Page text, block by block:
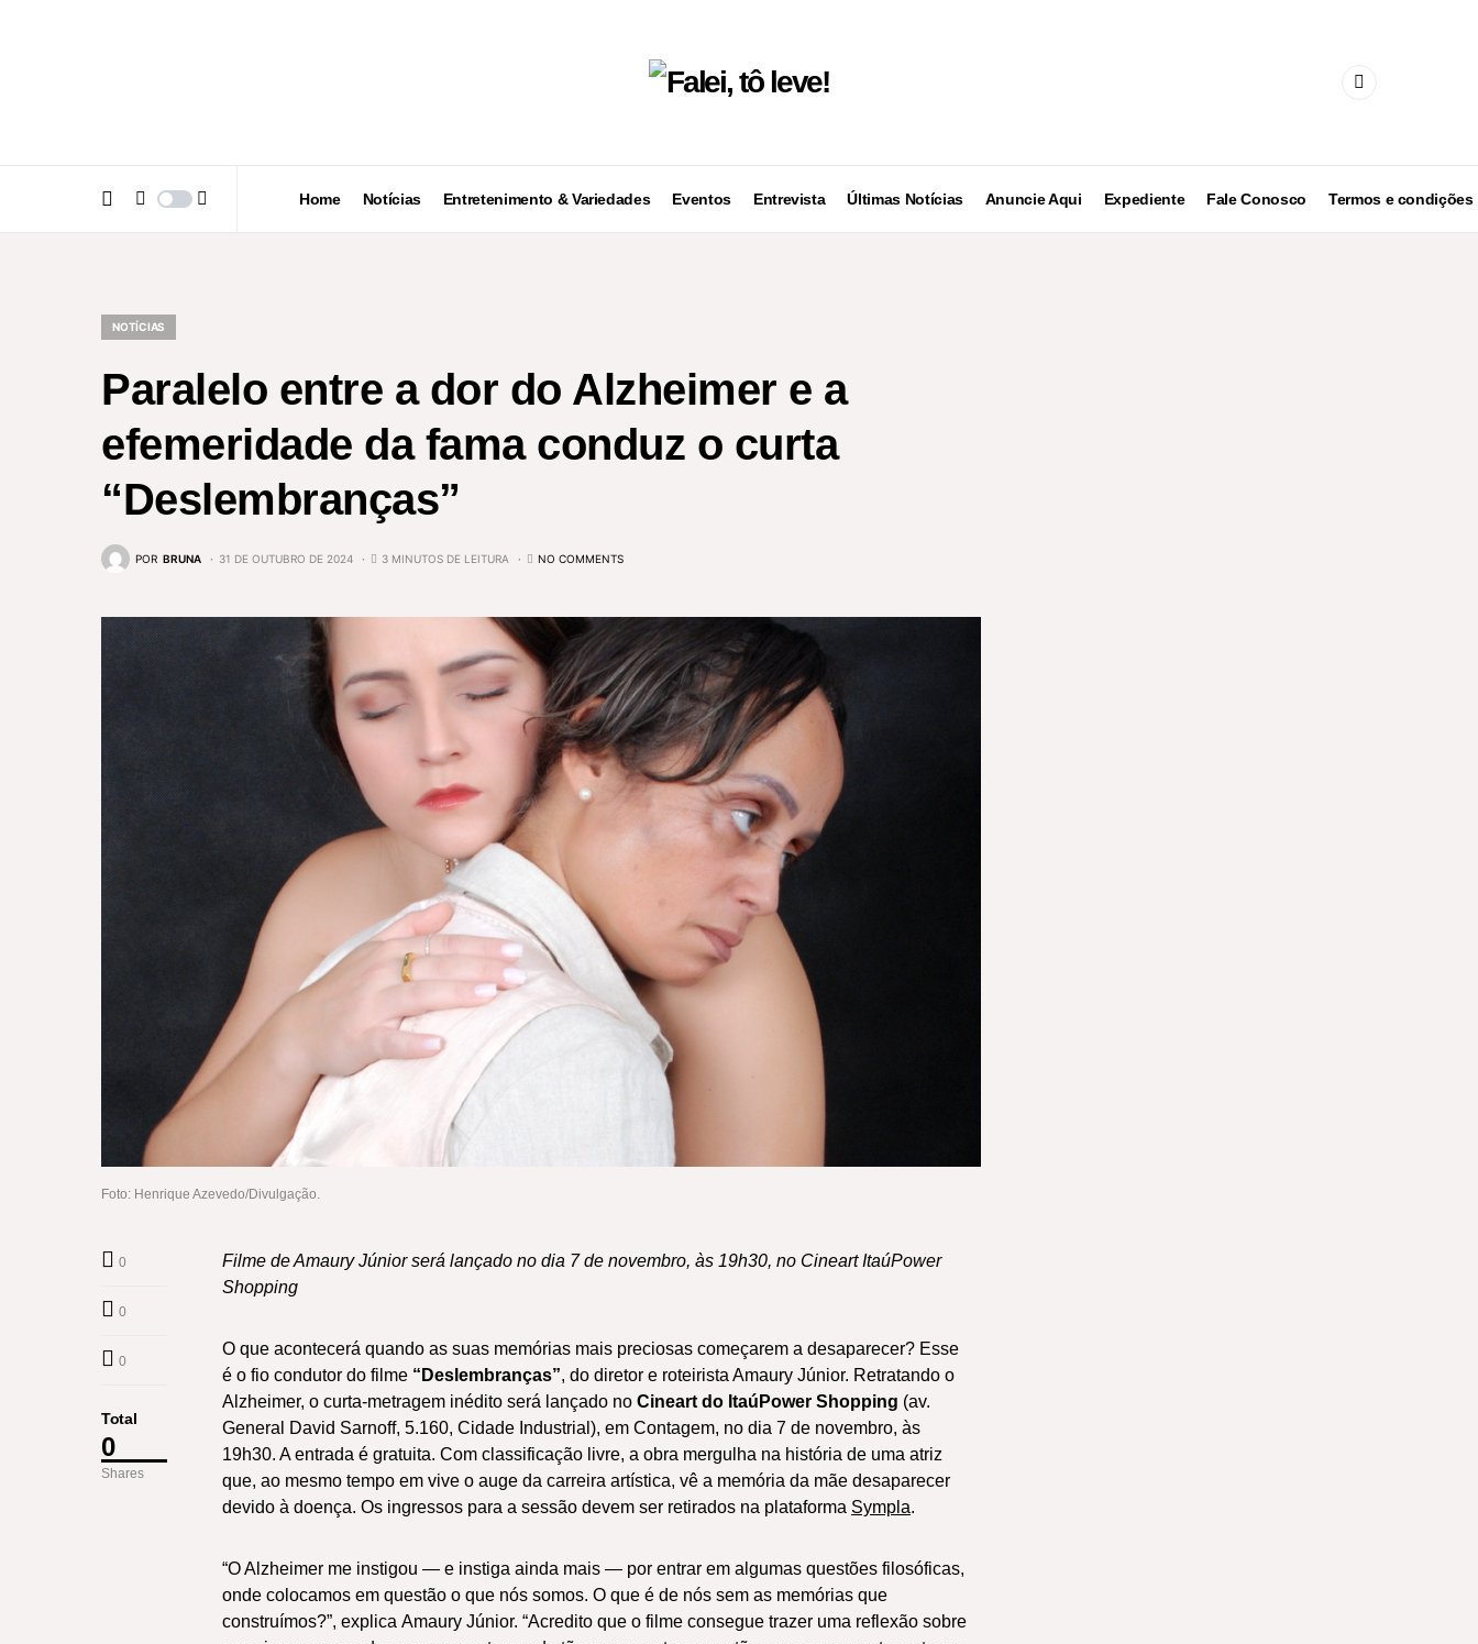
Home Notícias Entretenimento & Variedades Eventos Entrevista Últimas Notícias Anuncie Aqui Expediente Fale Conosco Termos e condições
NOTÍCIAS
Paralelo entre a dor do Alzheimer e a
efemeridade da fama conduz o curta
“Deslembranças”
POR BRUNA 31 DE OUTUBRO DE 2024 3 MINUTOS DE LEITURA NO COMMENTS
Foto: Henrique Azevedo/Divulgação.
Total
0
Shares
0
0
0
Filme de Amaury Júnior será lançado no dia 7 de novembro, às 19h30, no Cineart ItaúPower
Shopping
O que acontecerá quando as suas memórias mais preciosas começarem a desaparecer? Esse
é o fio condutor do filme “Deslembranças”, do diretor e roteirista Amaury Júnior. Retratando o
Alzheimer, o curta-metragem inédito será lançado no Cineart do ItaúPower Shopping (av.
General David Sarnoff, 5.160, Cidade Industrial), em Contagem, no dia 7 de novembro, às
19h30. A entrada é gratuita. Com classificação livre, a obra mergulha na história de uma atriz
que, ao mesmo tempo em vive o auge da carreira artística, vê a memória da mãe desaparecer
devido à doença. Os ingressos para a sessão devem ser retirados na plataforma Sympla.
“O Alzheimer me instigou — e instiga ainda mais — por entrar em algumas questões filosóficas,
onde colocamos em questão o que nós somos. O que é de nós sem as memórias que
construímos?”, explica Amaury Júnior. “Acredito que o filme consegue trazer uma reflexão sobre